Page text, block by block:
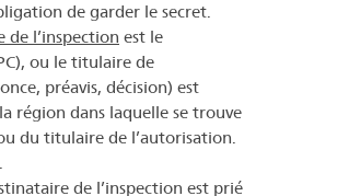
de garder le secret.
de l’inspection est le
ou le titulaire de
préavis, décision) est
région dans laquelle se trouve
du titulaire de l’autorisation.
de l’inspection est prié